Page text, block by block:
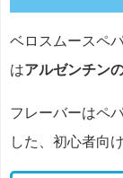
ベロスムースペ
はアルゼンチン
フレーバーはペ
した、初心者向